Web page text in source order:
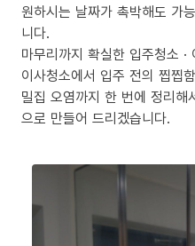
원하시는 날짜가 촉박해도 가
니다.
마무리까지 확실한 입주청소 ·
이사청소에서 입주 전의 찝찝
밀집 오염까지 한 번에 정리
으로 만들어 드리겠습니다.